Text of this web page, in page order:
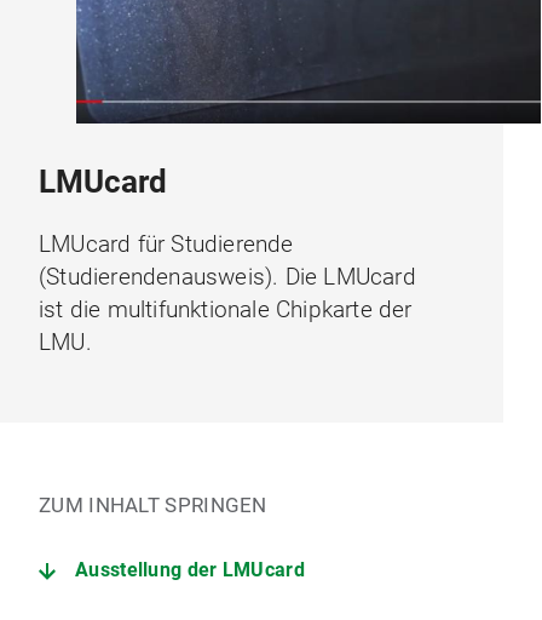
LMUcard
LMUcard für Studierende
(Studierendenausweis). Die LMUcard
ist die multifunktionale Chipkarte der
LMU.
ZUM INHALT SPRINGEN
Ausstellung der LMUcard